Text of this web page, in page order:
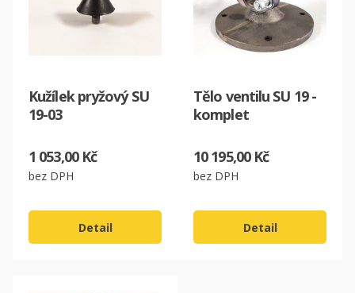
Kužílek pryžový SU
19-03
1 053,00 Kč
bez DPH
Detail
Tělo ventilu SU 19 -
komplet
10 195,00 Kč
bez DPH
Detail